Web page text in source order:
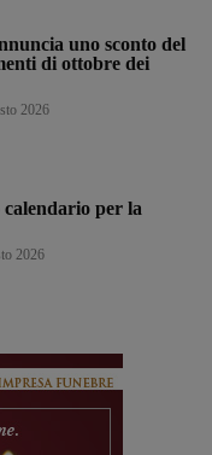
uno sconto del
di ottobre dei
2026
per la
2026